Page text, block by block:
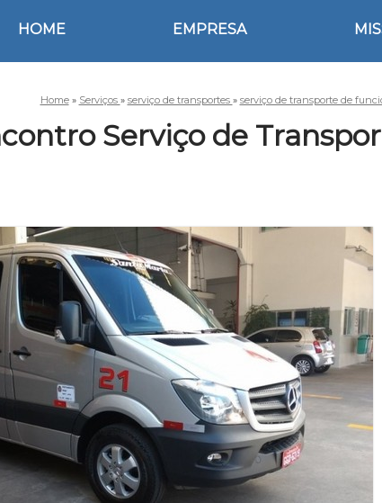
HOME EMPRESA
Home » Serviços » serviço de transportes » serviço de transporte de
Serviço de